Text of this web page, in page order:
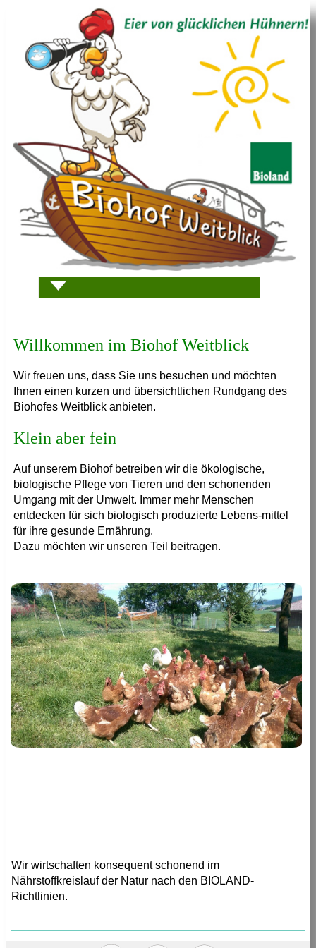
Willkommen im Biohof Weitblick
Wir freuen uns, dass Sie uns besuchen und möchten
Ihnen einen kurzen und übersichtlichen Rundgang des
Biohofes Weitblick anbieten.
Klein aber fein
Auf unserem Biohof betreiben wir die ökologische,
biologische Pflege von Tieren und den schonenden
Umgang mit der Umwelt. Immer mehr Menschen
entdecken für sich biologisch produzierte Lebens-mittel
für ihre gesunde Ernährung.
Dazu möchten wir unseren Teil beitragen.
Wir wirtschaften konsequent schonend im
Nährstoffkreislauf der Natur nach den BIOLAND-
Richtlinien.